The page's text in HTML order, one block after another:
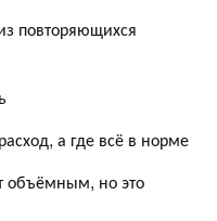
повторяющихся
а где всё в норме
объёмным, но это